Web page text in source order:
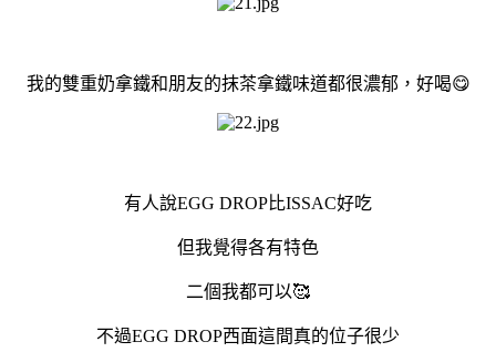
我的雙重奶拿鐵和朋友的抹茶拿鐵味道都很濃郁，好喝😋
有人說EGG DROP比ISSAC好吃
但我覺得各有特色
二個我都可以🥰
不過EGG DROP西面這間真的位子很少